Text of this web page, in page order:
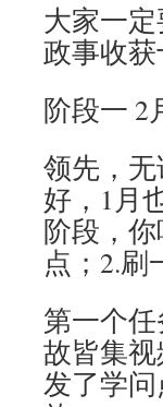
大家一
政事收获
阶段一 2
领先，
好，1月
阶段，
点；2.刷
第一个
故皆集
发了学